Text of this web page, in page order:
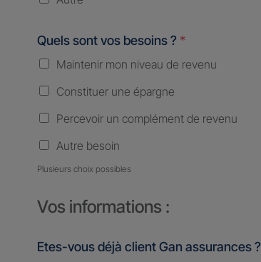
Quels sont vos besoins ? *
Maintenir mon niveau de revenu
Constituer une épargne
Percevoir un complément de revenu
Autre besoin
Plusieurs choix possibles
Vos informations :
Etes-vous déjà client Gan assurances ?